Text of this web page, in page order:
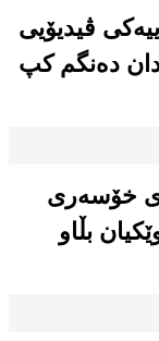
ڤیدیۆیی
دەنگم كپ
خۆسەری
بڵاو